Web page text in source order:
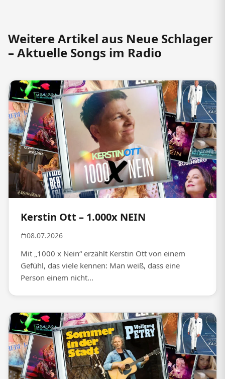
Weitere Artikel aus Neue Schlager
– Aktuelle Songs im Radio
Kerstin Ott – 1.000x NEIN
08.07.2026
Mit „1000 x Nein“ erzählt Kerstin Ott von einem
Gefühl, das viele kennen: Man weiß, dass eine
Person einem nicht...